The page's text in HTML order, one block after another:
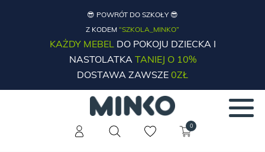
😎 POWRÓT DO SZKOŁY 😎
Z KODEM “SZKOLA_MINKO”
KAŻDY MEBELDO POKOJU DZIECKA I
NASTOLATKATANIEJ O 10%
DOSTAWA ZAWSZE 0ZŁ
0